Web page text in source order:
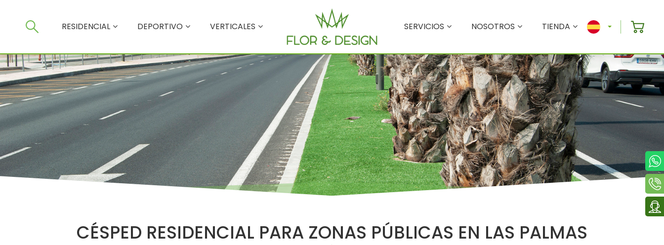
RESIDENCIAL DEPORTIVO VERTICALES SERVICIOS NOSOTROS TIENDA
CÉSPED RESIDENCIAL PARA ZONAS PÚBLICAS EN LAS PALMAS
DEPORTIVO
SERVICIOS
NOSOTROS